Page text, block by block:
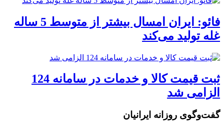
فائو: ایران امسال بیشتر از متوسط 5 ساله
غله تولید می‌کند
ثبت قیمت کالا و خدمات در سامانه 124
الزامی شد
گفت‌وگوی روزانه ایرانیان